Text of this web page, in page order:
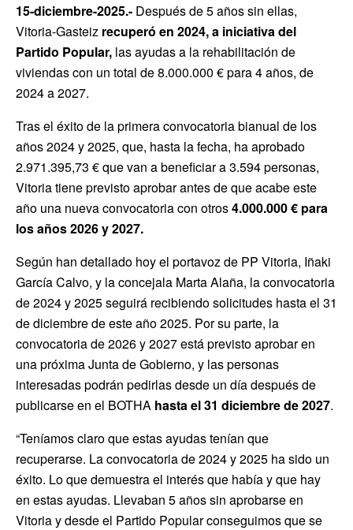
15-diciembre-2025.- Después de 5 años sin ellas,
Vitoria-Gasteiz recuperó en 2024, a iniciativa del
Partido Popular, las ayudas a la rehabilitación de
viviendas con un total de 8.000.000 € para 4 años, de
2024 a 2027.
Tras el éxito de la primera convocatoria bianual de los
años 2024 y 2025, que, hasta la fecha, ha aprobado
2.971.395,73 € que van a beneficiar a 3.594 personas,
Vitoria tiene previsto aprobar antes de que acabe este
año una nueva convocatoria con otros4.000.000 € para
los años 2026 y 2027.
Según han detallado hoy el portavoz de PP Vitoria, Iñaki
García Calvo, y la concejala Marta Alaña, la convocatoria
de 2024 y 2025 seguirá recibiendo solicitudes hasta el 31
de diciembre de este año 2025. Por su parte, la
convocatoria de 2026 y 2027 está previsto aprobar en
una próxima Junta de Gobierno, y las personas
interesadas podrán pedirlas desde un día después de
publicarse en el BOTHA hasta el 31 diciembre de 2027.
“Teníamos claro que estas ayudas tenían que
recuperarse. La convocatoria de 2024 y 2025 ha sido un
éxito. Lo que demuestra el interés que había y que hay
en estas ayudas. Llevaban 5 años sin aprobarse en
Vitoria y desde el Partido Popular conseguimos que se